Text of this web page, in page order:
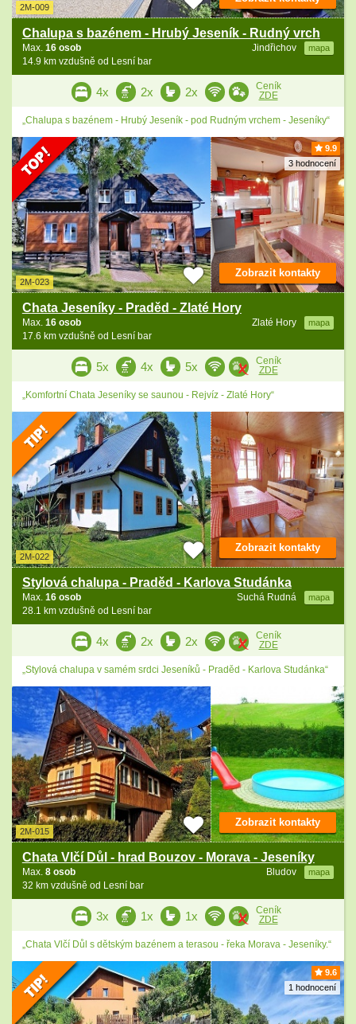
2M-009
Chalupa s bazénem - Hrubý Jeseník - Rudný vrch
Jindřichov mapa
Max. 16 osob
14.9 km vzdušně od Lesní bar
4x 2x 2x
Ceník
ZDE
„Chalupa s bazénem - Hrubý Jeseník - pod Rudným vrchem - Jeseníky“
9.9
3 hodnocení
2M-023
Chata Jeseníky - Praděd - Zlaté Hory
Zlaté Hory mapa
Max. 16 osob
17.6 km vzdušně od Lesní bar
Zobrazit kontakty
5x 4x 5x
Ceník
ZDE
„Komfortní Chata Jeseníky se saunou - Rejvíz - Zlaté Hory“
2M-022
Stylová chalupa - Praděd - Karlova Studánka
Suchá Rudná mapa
Max. 16 osob
28.1 km vzdušně od Lesní bar
Zobrazit kontakty
4x 2x 2x
Ceník
ZDE
„Stylová chalupa v samém srdci Jeseníků - Praděd - Karlova Studánka“
2M-015
Chata Vlčí Důl - hrad Bouzov - Morava - Jeseníky
Bludov mapa
Max. 8 osob
32 km vzdušně od Lesní bar
Zobrazit kontakty
3x 1x 1x
Ceník
ZDE
„Chata Vlčí Důl s dětským bazénem a terasou - řeka Morava - Jeseníky.“
9.6
1 hodnocení